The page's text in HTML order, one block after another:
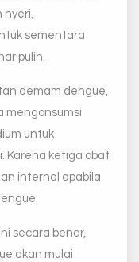
nyeri.
sementara
pulih.
demam dengue,
mengonsumsi
untuk
Karena ketiga obat
internal apabila
secara benar,
akan mulai